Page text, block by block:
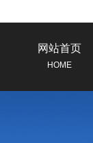
网站首页
HOME